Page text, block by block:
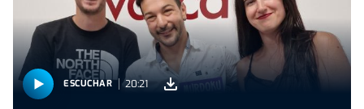
ESCUCHAR 20:21